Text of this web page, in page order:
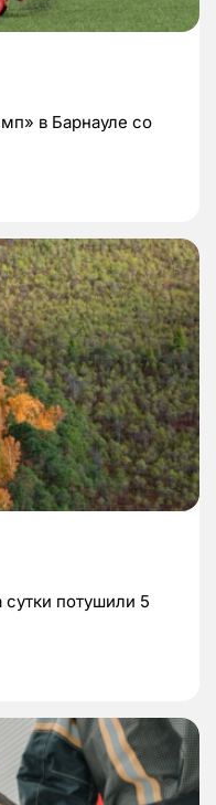
в Барнауле со
потушили 5